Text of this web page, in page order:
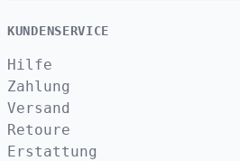
KUNDENSERVICE
Hilfe
Zahlung
Versand
Retoure
Erstattung